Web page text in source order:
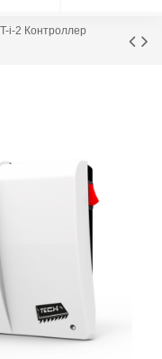
i-2 Контроллер